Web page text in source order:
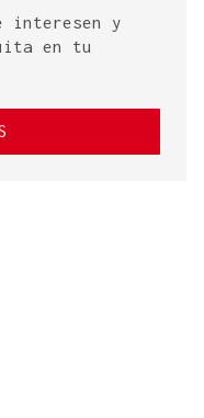
interesen y
en tu